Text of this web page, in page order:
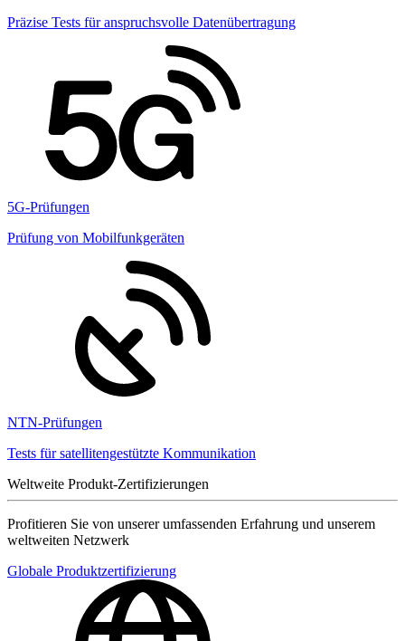
Präzise Tests für anspruchsvolle Datenübertragung
5G-Prüfungen
Prüfung von Mobilfunkgeräten
NTN-Prüfungen
Tests für satellitengestützte Kommunikation
Weltweite Produkt-Zertifizierungen
Profitieren Sie von unserer umfassenden Erfahrung und unserem
weltweiten Netzwerk
Globale Produktzertifizierung